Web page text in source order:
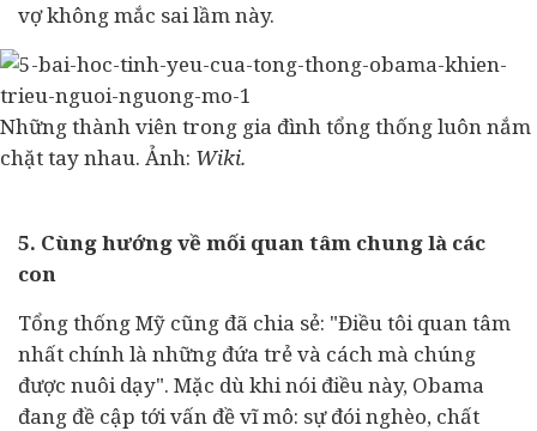
vợ không mắc sai lầm này.
Những thành viên trong gia đình tổng thống luôn nắm
chặt tay nhau. Ảnh: Wiki.
5. Cùng hướng về mối quan tâm chung là các
con
Tổng thống Mỹ cũng đã chia sẻ: "Điều tôi quan tâm
nhất chính là những đứa trẻ và cách mà chúng
được nuôi dạy". Mặc dù khi nói điều này, Obama
đang đề cập tới vấn đề vĩ mô: sự đói nghèo, chất